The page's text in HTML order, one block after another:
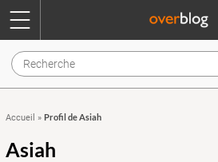
Accueil » Profil de Asiah
Asiah